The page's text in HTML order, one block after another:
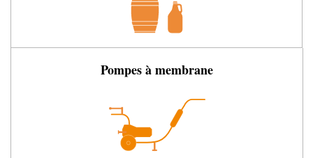
Pompes à membrane